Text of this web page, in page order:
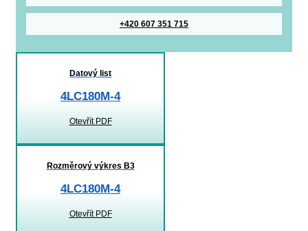
+420 607 351 715
Datový list
4LC180M-4
Otevřít PDF
Rozměrový výkres B3
4LC180M-4
Otevřít PDF